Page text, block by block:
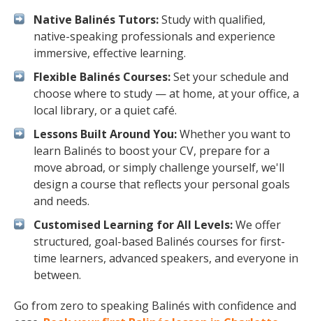
Native Balinés Tutors:Study with qualified,
native-speaking professionals and experience
immersive, effective learning.
Flexible Balinés Courses:Set your schedule and
choose where to study — at home, at your office, a
local library, or a quiet café.
Lessons Built Around You:Whether you want to
learn Balinés to boost your CV, prepare for a
move abroad, or simply challenge yourself, we'll
design a course that reflects your personal goals
and needs.
Customised Learning for All Levels:We offer
structured, goal-based Balinés courses for first-
time learners, advanced speakers, and everyone in
between.
Go from zero to speaking Balinés with confidence and